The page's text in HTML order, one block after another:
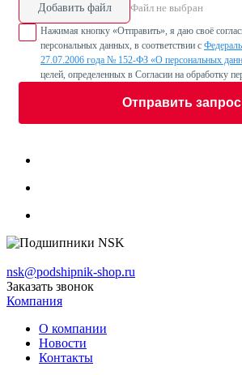
Добавить файл Файл не выбран
Нажимая кнопку «Отправить», я даю своё
персональных данных, в соответствии с
27.07.2006 года № 152-ФЗ «О персональных
целей, определенных в Согласии на обработку
Отправить запрос
nsk@podshipnik-shop.ru
Заказать звонок
Компания
О компании
Новости
Контакты